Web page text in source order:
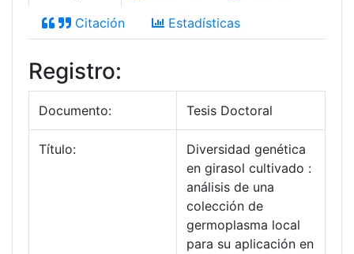
Citación Estadísticas
Registro:
Documento: Tesis Doctoral
Título:
Diversidad genética
en girasol cultivado :
análisis de una
colección de
germoplasma local
para su aplicación en